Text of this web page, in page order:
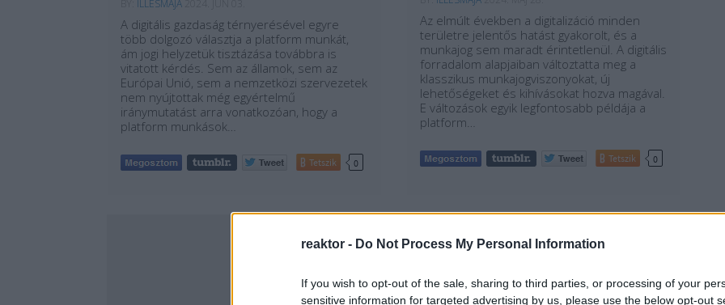
reaktor - Do Not Process My Personal Information
If you wish to opt-out of the sale, sharing to third parties, or processing of your
sensitive information for targeted advertising by us, please use the below opt-out
ILLESMAJA
A digitális gazdaság térnyerésével egyre
több dolgozó választja a platform munkát,
ám jogi helyzetük tisztázása továbbra is
vitatott kérdés. Sem az államok, sem az
Európai Unió, sem a nemzetközi szervezetek
nem nyújtottak még egyértelmű
iránymutatást arra vonatkozóan, hogy a
platform munkások…
Tetszik 0
Az elmúlt években a digitalizáció minden
területre jelentős hatást gyakorolt, és a
munkajog sem maradt érintetlenül. A digitális
forradalom alapjaiban változtatta meg a
klasszikus munkajogviszonyokat, új
lehetőségeket és kihívásokat hozva magával.
E változások egyik legfontosabb példája a
platform…
Tetszik 0
REAKTOR